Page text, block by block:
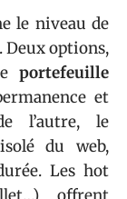
le niveau de
Deux options,
portefeuille
et
l’autre, le
du web,
Les hot
offrent